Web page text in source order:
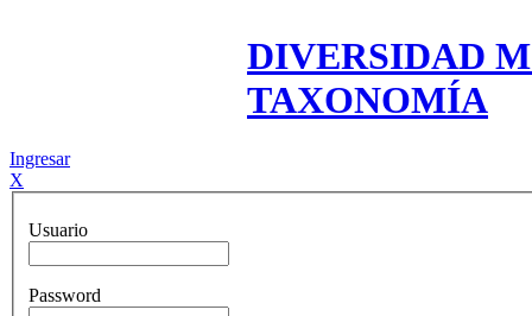
DIVERSIDAD
TAXONOMÍA
Ingresar
X
Usuario
Password